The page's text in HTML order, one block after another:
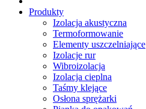
Produkty
Izolacja akustyczna
Termoformowanie
Elementy uszczelniające
Izolacje rur
Wibroizolacja
Izolacja cieplna
Taśmy klejące
Osłona sprężarki